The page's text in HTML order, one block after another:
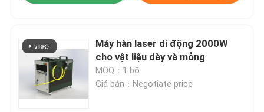
Máy hàn laser di động 2000W
cho vật liệu dày và mỏng
MOQ：1 bộ
Giá bán：Negotiate price